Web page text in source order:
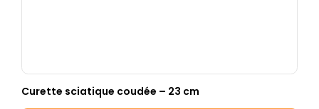
Curette sciatique coudée – 23 cm